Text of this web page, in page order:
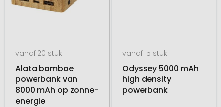
vanaf 20 stuk
Alata bamboe
powerbank van
8000 mAh op zonne-
energie
vanaf 15 stuk
Odyssey 5000 mAh
high density
powerbank